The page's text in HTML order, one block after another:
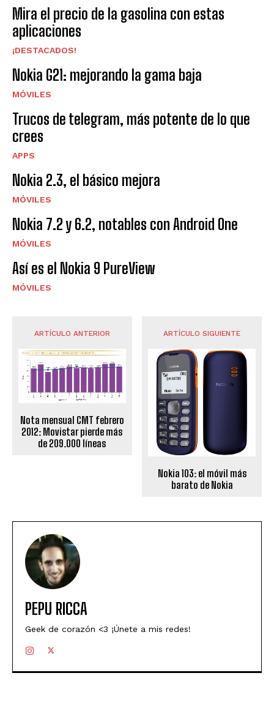
Mira el precio de la gasolina con estas
aplicaciones
¡DESTACADOS!
Nokia G21: mejorando la gama baja
MÓVILES
Trucos de telegram, más potente de lo que
crees
APPS
Nokia 2.3, el básico mejora
MÓVILES
Nokia 7.2 y 6.2, notables con Android One
MÓVILES
Así es el Nokia 9 PureView
MÓVILES
ARTÍCULO ANTERIOR
Nota mensual CMT febrero
2012: Movistar pierde más
de 209.000 líneas
ARTÍCULO SIGUIENTE
Nokia 103: el móvil más
barato de Nokia
PEPU RICCA
Geek de corazón <3 ¡Únete a mis redes!